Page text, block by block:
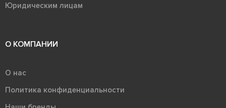
Юридическим лицам
О КОМПАНИИ
О нас
Политика конфиденциальности